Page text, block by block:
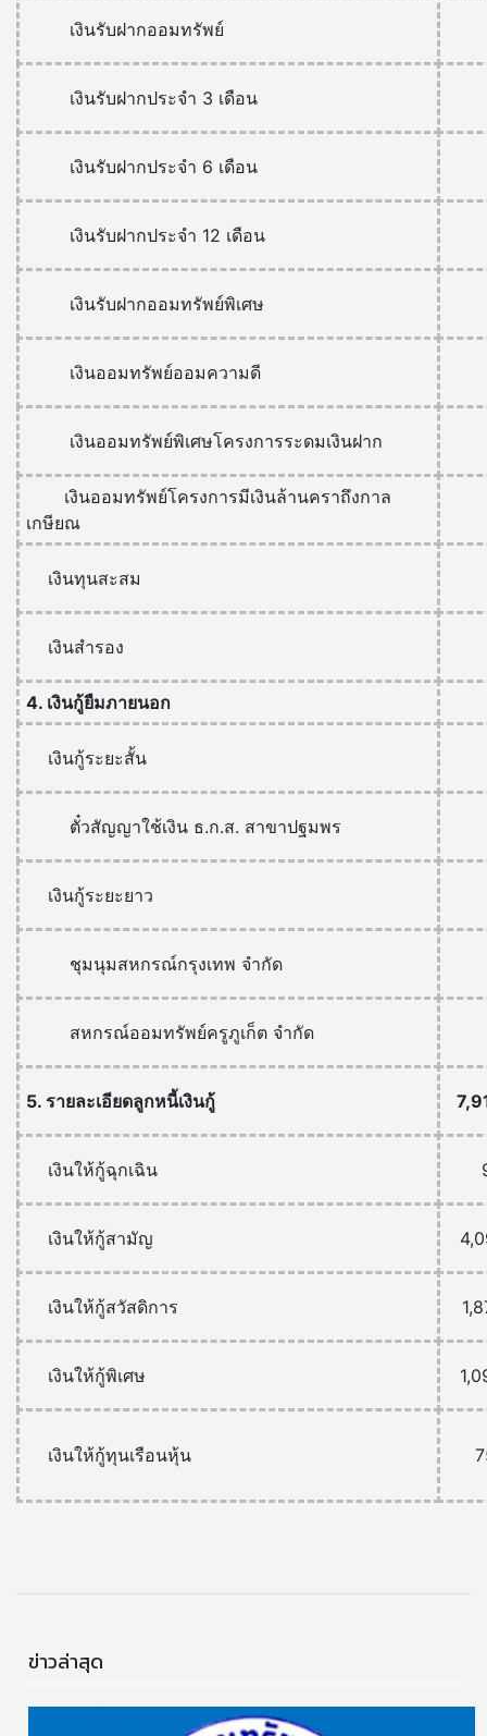
เงินรับฝากออมทรัพย์
เงินรับฝากประจำ 3 เดือน
เงินรับฝากประจำ 6 เดือน
เงินรับฝากประจำ 12 เดือน
เงินรับฝากออมทรัพย์พิเศษ
เงินออมทรัพย์ออมความดี
เงินออมทรัพย์พิเศษโครงการระดมเงินฝาก
เงินออมทรัพย์โครงการมีเงินล้านคราถึงกาล
เกษียณ
เงินทุนสะสม
เงินสำรอง
4. เงินกู้ยืมภายนอก
เงินกู้ระยะสั้น
ตั๋วสัญญาใช้เงิน ธ.ก.ส. สาขาปฐมพร
เงินกู้ระยะยาว
ชุมนุมสหกรณ์กรุงเทพ จำกัด
สหกรณ์ออมทรัพย์ครูภูเก็ต จำกัด
5. รายละเอียดลูกหนี้เงินกู้
เงินให้กู้ฉุกเฉิน
เงินให้กู้สามัญ
เงินให้กู้สวัสดิการ
เงินให้กู้พิเศษ
เงินให้กู้ทุนเรือนหุ้น
ข่าวล่าสุด